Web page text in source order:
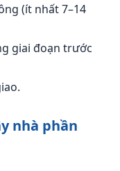
(ít nhất 7–14
giai đoạn trước
nhà phần